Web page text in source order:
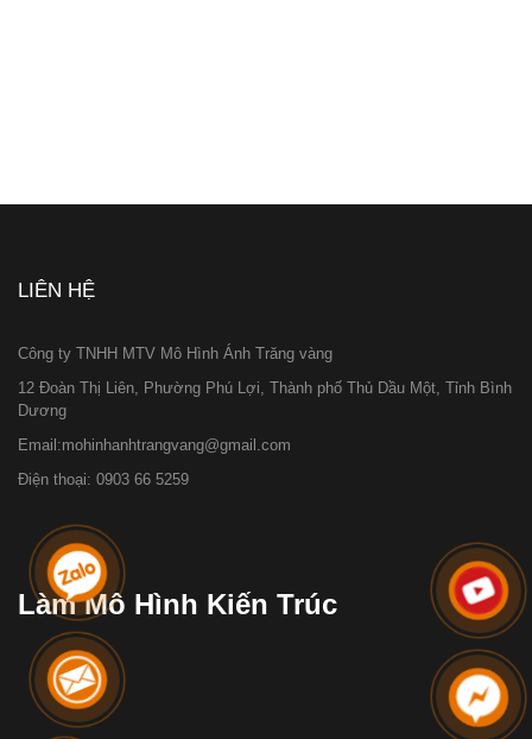
Làm Mô Hình Kiến Trúc
LIÊN HỆ
Công ty TNHH MTV Mô Hình Ánh Trăng vàng
12 Đoàn Thị Liên, Phường Phú Lợi, Thành phố Thủ Dầu Một, Tỉnh Bình
Dương
Email:mohinhanhtrangvang@gmail.com
Điện thoại: 0903 66 5259